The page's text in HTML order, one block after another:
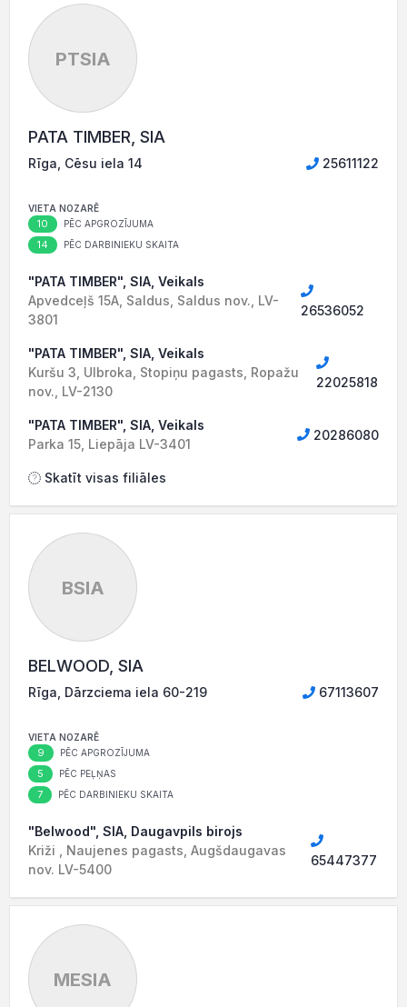
PTSIA
PATA TIMBER, SIA
Rīga, Cēsu iela 14 25611122
VIETA NOZARĒ
10 PĒC APGROZĪJUMA
14 PĒC DARBINIEKU SKAITA
"PATA TIMBER", SIA, Veikals
Apvedceļš 15A, Saldus, Saldus nov., LV-
3801
26536052
"PATA TIMBER", SIA, Veikals
Kuršu 3, Ulbroka, Stopiņu pagasts, Ropažu
nov., LV-2130
22025818
"PATA TIMBER", SIA, Veikals
Parka 15, Liepāja LV-3401
20286080
Skatīt visas filiāles
BSIA
BELWOOD, SIA
Rīga, Dārzciema iela 60-219 67113607
VIETA NOZARĒ
9 PĒC APGROZĪJUMA
5 PĒC PEĻŅAS
7 PĒC DARBINIEKU SKAITA
"Belwood", SIA, Daugavpils birojs
Križi , Naujenes pagasts, Augšdaugavas
nov. LV-5400
65447377
MESIA